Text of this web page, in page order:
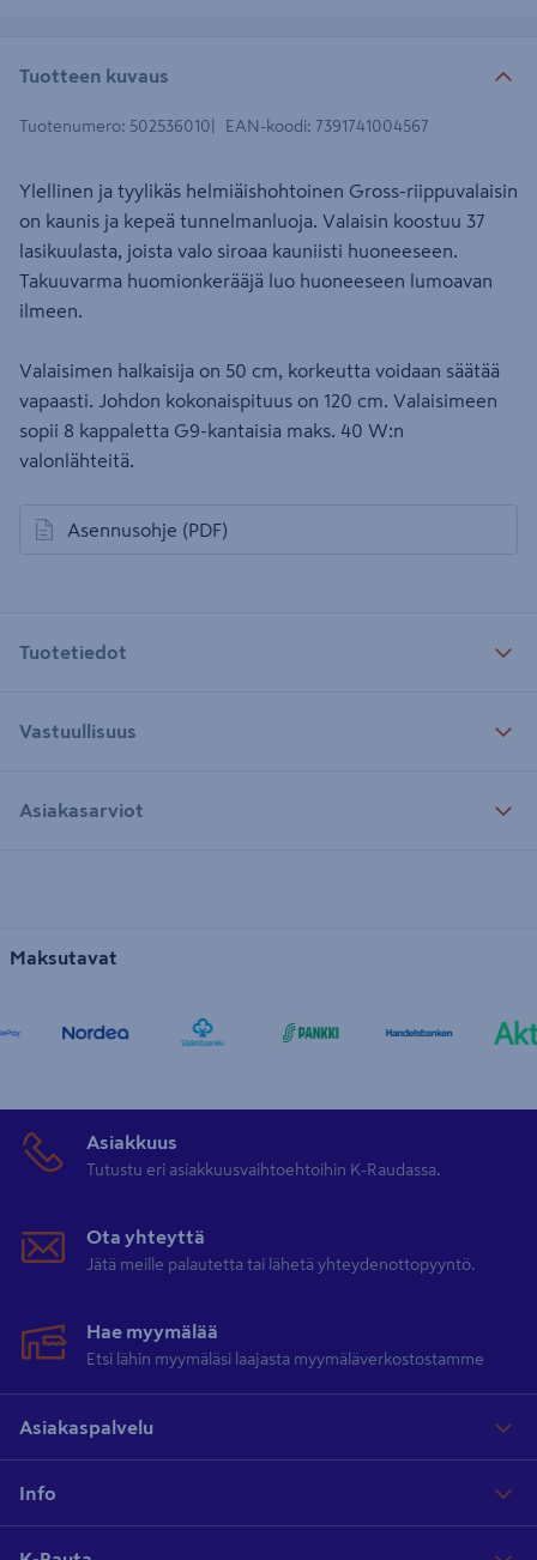
Tuotteen kuvaus
Tuotenumero: 502536010 EAN-koodi: 7391741004567
Ylellinen ja tyylikäs helmiäishohtoinen Gross-riippuvalaisin
on kaunis ja kepeä tunnelmanluoja. Valaisin koostuu 37
lasikuulasta, joista valo siroaa kauniisti huoneeseen.
Takuuvarma huomionkerääjä luo huoneeseen lumoavan
ilmeen.
Valaisimen halkaisija on 50 cm, korkeutta voidaan säätää
vapaasti. Johdon kokonaispituus on 120 cm. Valaisimeen
sopii 8 kappaletta G9-kantaisia maks. 40 W:n
valonlähteitä.
Asennusohje (PDF)
avautuu uuteen välilehteen
Tuotetiedot
Vastuullisuus
Asiakasarviot
Maksutavat
Asiakkuus
Tutustu eri asiakkuusvaihtoehtoihin K-Raudassa.
Ota yhteyttä
Jätä meille palautetta tai lähetä yhteydenottopyyntö.
Hae myymälää
Etsi lähin myymäläsi laajasta myymäläverkostostamme
Asiakaspalvelu
Info